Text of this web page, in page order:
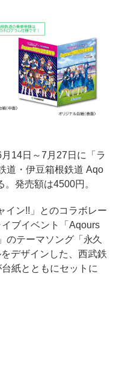
14日～7月27日に「ラ
道・伊豆箱根鉄道 Aqo
発売額は4500円。
ン!!」とのコラボレー
ブイベント「Aqours
のテーマソング「永久
デザインした、西武鉄
紙とともにセットに